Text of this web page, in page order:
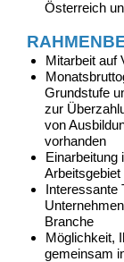
Österreich
Mitarbeit auf
Grundstufe
zur
von
vorhanden
Einarbeitung
Branche
Möglichkeit,
gemeinsam